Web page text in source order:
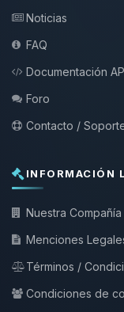
Noticias
FAQ
Documentación
Foro
Contacto /
INFORMACIÓN
Nuestra Compañía
Menciones
Términos /
Condiciones de